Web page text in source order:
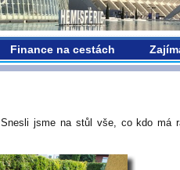
Finance na cestách
jsme na stůl vše, co kdo má